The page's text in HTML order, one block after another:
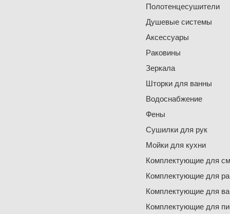
Полотенцесушители
Душевые системы
Аксессуары
Раковины
Зеркала
Шторки для ванны
Водоснабжение
Фены
Сушилки для рук
Мойки для кухни
Комплектующие для
Комплектующие для
Комплектующие для
Комплектующие для